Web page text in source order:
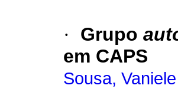
· Grupo
em CAPS
Sousa,